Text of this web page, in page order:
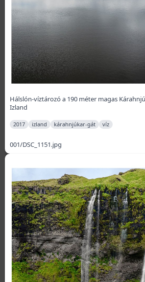
Hálslón-víztározó a 190 méter magas
Izland
2017 izland kárahnjúkar-gát víz
001/DSC_1151.jpg